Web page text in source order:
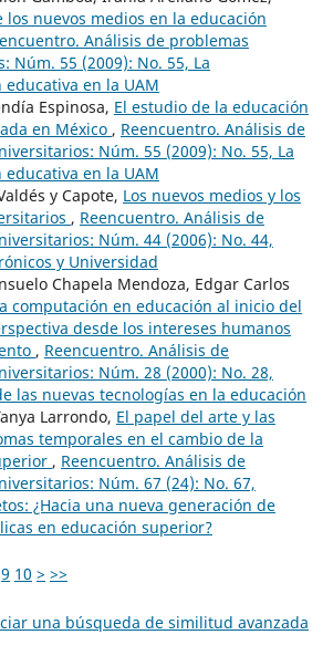
los nuevos medios en la educación
Análisis de problemas
Núm. 55 (2009): No. 55, La
en la UAM
Espinosa, El estudio de la educación
en México , Reencuentro. Análisis de
Núm. 55 (2009): No. 55, La
en la UAM
y Capote, Los nuevos medios y los
, Reencuentro. Análisis de
Núm. 44 (2006): No. 44,
y Universidad
Chapela Mendoza, Edgar Carlos
computación en educación al inicio del
desde los intereses humanos
, Reencuentro. Análisis de
Núm. 28 (2000): No. 28,
las nuevas tecnologías en la educación
Larrondo, El papel del arte y las
temporales en el cambio de la
, Reencuentro. Análisis de
Núm. 67 (24): No. 67,
¿Hacia una nueva generación de
en educación superior?
9 10 > >>
una búsqueda de similitud avanzada